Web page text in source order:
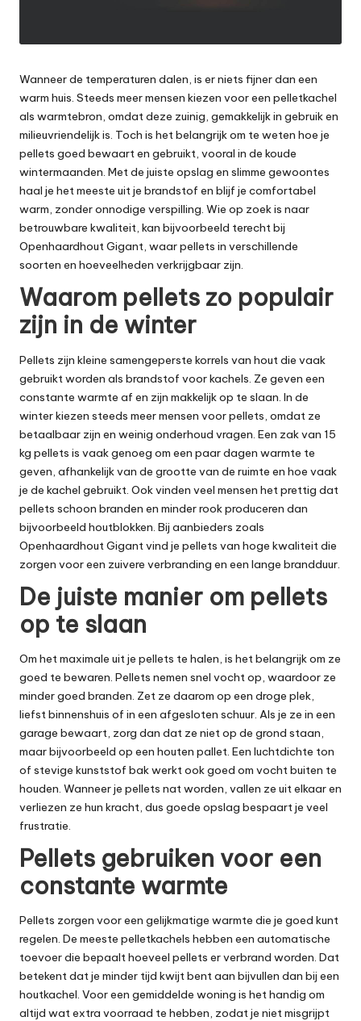
Wanneer de temperaturen dalen, is er niets fijner dan een
warm huis. Steeds meer mensen kiezen voor een pelletkachel
als warmtebron, omdat deze zuinig, gemakkelijk in gebruik en
milieuvriendelijk is. Toch is het belangrijk om te weten hoe je
pellets goed bewaart en gebruikt, vooral in de koude
wintermaanden. Met de juiste opslag en slimme gewoontes
haal je het meeste uit je brandstof en blijf je comfortabel
warm, zonder onnodige verspilling. Wie op zoek is naar
betrouwbare kwaliteit, kan bijvoorbeeld terecht bij
Openhaardhout Gigant, waar pellets in verschillende
soorten en hoeveelheden verkrijgbaar zijn.
Waarom pellets zo populair
zijn in de winter
Pellets zijn kleine samengeperste korrels van hout die vaak
gebruikt worden als brandstof voor kachels. Ze geven een
constante warmte af en zijn makkelijk op te slaan. In de
winter kiezen steeds meer mensen voor pellets, omdat ze
betaalbaar zijn en weinig onderhoud vragen. Een zak van 15
kg pellets is vaak genoeg om een paar dagen warmte te
geven, afhankelijk van de grootte van de ruimte en hoe vaak
je de kachel gebruikt. Ook vinden veel mensen het prettig dat
pellets schoon branden en minder rook produceren dan
bijvoorbeeld houtblokken. Bij aanbieders zoals
Openhaardhout Gigant vind je pellets van hoge kwaliteit die
zorgen voor een zuivere verbranding en een lange brandduur.
De juiste manier om pellets
op te slaan
Om het maximale uit je pellets te halen, is het belangrijk om ze
goed te bewaren. Pellets nemen snel vocht op, waardoor ze
minder goed branden. Zet ze daarom op een droge plek,
liefst binnenshuis of in een afgesloten schuur. Als je ze in een
garage bewaart, zorg dan dat ze niet op de grond staan,
maar bijvoorbeeld op een houten pallet. Een luchtdichte ton
of stevige kunststof bak werkt ook goed om vocht buiten te
houden. Wanneer je pellets nat worden, vallen ze uit elkaar en
verliezen ze hun kracht, dus goede opslag bespaart je veel
frustratie.
Pellets gebruiken voor een
constante warmte
Pellets zorgen voor een gelijkmatige warmte die je goed kunt
regelen. De meeste pelletkachels hebben een automatische
toevoer die bepaalt hoeveel pellets er verbrand worden. Dat
betekent dat je minder tijd kwijt bent aan bijvullen dan bij een
houtkachel. Voor een gemiddelde woning is het handig om
altijd wat extra voorraad te hebben, zodat je niet misgrijpt